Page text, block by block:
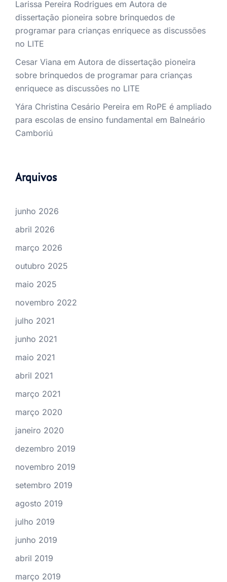
Larissa Pereira Rodrigues em Autora de
dissertação pioneira sobre brinquedos de
programar para crianças enriquece as discussões
no LITE
Cesar Viana em Autora de dissertação pioneira
sobre brinquedos de programar para crianças
enriquece as discussões no LITE
Yára Christina Cesário Pereira em RoPE é ampliado
para escolas de ensino fundamental em Balneário
Camboriú
Arquivos
junho 2026
abril 2026
março 2026
outubro 2025
maio 2025
novembro 2022
julho 2021
junho 2021
maio 2021
abril 2021
março 2021
março 2020
janeiro 2020
dezembro 2019
novembro 2019
setembro 2019
agosto 2019
julho 2019
junho 2019
abril 2019
março 2019